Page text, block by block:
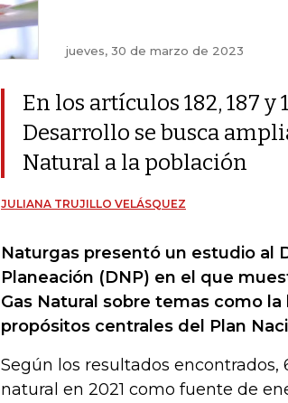
jueves, 30 de marzo de 2023
En los artículos 182, 187 y
Desarrollo se busca
Natural a la población
JULIANA TRUJILLO VELÁSQUEZ
Naturgas presentó un estudio al
Planeación (DNP) en el que
Gas Natural sobre temas como
propósitos centrales del Plan
Según los resultados encontrados,
natural en 2021 como fuente de